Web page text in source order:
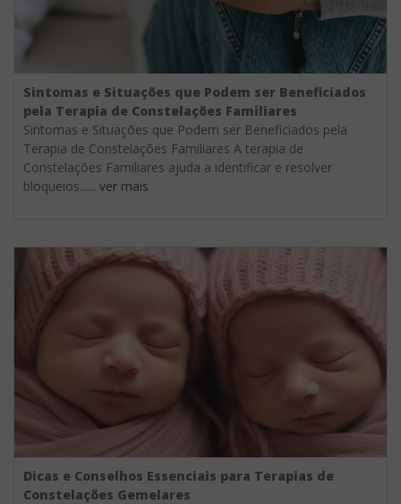
Sintomas e Situações que Podem ser Beneficiados
pela Terapia de Constelações Familiares
Sintomas e Situações que Podem ser Beneficiados pela
Terapia de Constelações Familiares A terapia de
Constelações Familiares ajuda a identificar e resolver
bloqueios...... ver mais
Dicas e Conselhos Essenciais para Terapias de
Constelações Gemelares